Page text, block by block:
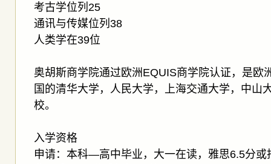
考古学位列25
通讯与传媒位列38
人类学在39位
奥胡斯商学院通过欧洲EQUIS商学院认证，是欧
国的清华大学，人民大学，上海交通大学，中山
校。
入学资格
申请：本科—高中毕业，大一在读，雅思6.5分